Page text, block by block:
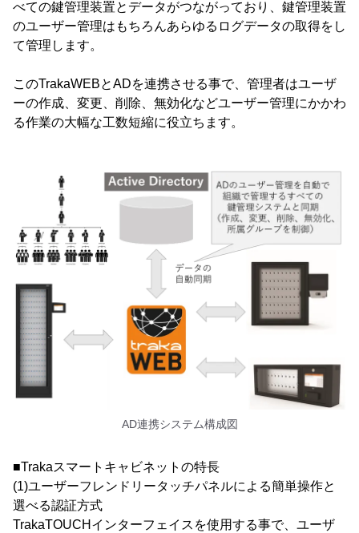
べての鍵管理装置とデータがつながっており、鍵管理装置
のユーザー管理はもちろんあらゆるログデータの取得をし
て管理します。
このTrakaWEBとADを連携させる事で、管理者はユーザ
ーの作成、変更、削除、無効化などユーザー管理にかかわ
る作業の大幅な工数短縮に役立ちます。
AD連携システム構成図
■Trakaスマートキャビネットの特長
(1)ユーザーフレンドリータッチパネルによる簡単操作と
選べる認証方式
TrakaTOUCHインターフェイスを使用する事で、ユーザ